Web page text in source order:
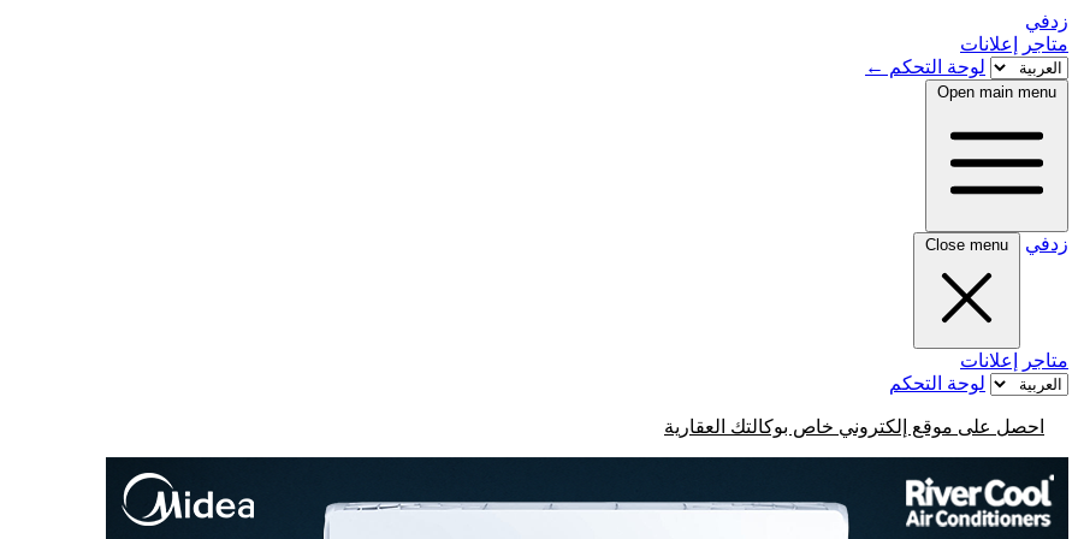
زدفي
متاجر
إعلانات
لوحة التحكم ←
Open main menu
زدفي Close menu
متاجر
إعلانات
لوحة التحكم
احصل على موقع إلكتروني خاص بوكالتك العقارية